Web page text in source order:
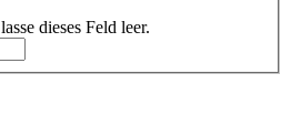
dieses Feld leer.